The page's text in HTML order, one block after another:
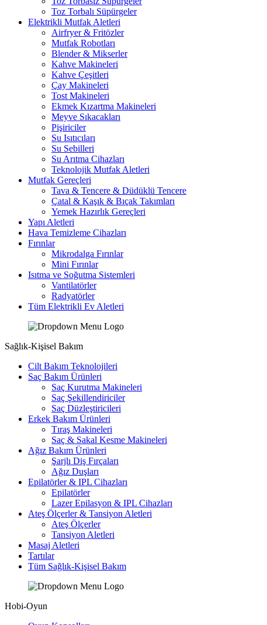
Toz Torbalı Süpürgeler
Elektrikli Mutfak Aletleri
Airfryer & Fritözler
Mutfak Robotları
Blender & Mikserler
Kahve Makineleri
Kahve Çeşitleri
Çay Makineleri
Tost Makineleri
Ekmek Kızartma Makineleri
Meyve Sıkacakları
Pişiriciler
Su Isıtıcıları
Su Sebilleri
Su Arıtma Cihazları
Teknolojik Mutfak Aletleri
Mutfak Gereçleri
Tava & Tencere & Düdüklü Tencere
Çatal & Kaşık & Bıçak Takımları
Yemek Hazırlık Gereçleri
Yapı Aletleri
Hava Temizleme Cihazları
Fırınlar
Mikrodalga Fırınlar
Mini Fırınlar
Isıtma ve Soğutma Sistemleri
Vantilatörler
Radyatörler
Tüm Elektrikli Ev Aletleri
Sağlık-Kişisel Bakım
Cilt Bakım Teknolojileri
Saç Bakım Ürünleri
Saç Kurutma Makineleri
Saç Şekillendiriciler
Saç Düzleştiricileri
Erkek Bakım Ürünleri
Tıraş Makineleri
Saç & Sakal Kesme Makineleri
Ağız Bakım Ürünleri
Şarjlı Diş Fırçaları
Ağız Duşları
Epilatörler & IPL Cihazları
Epilatörler
Lazer Epilasyon & IPL Cihazları
Ateş Ölçerler & Tansiyon Aletleri
Ateş Ölçerler
Tansiyon Aletleri
Masaj Aletleri
Tartılar
Tüm Sağlık-Kişisel Bakım
Hobi-Oyun